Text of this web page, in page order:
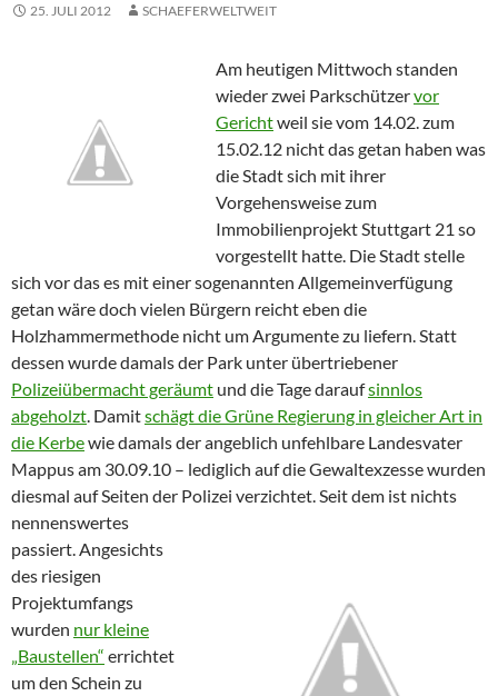
25. JULI 2012 SCHAEFERWELTWEIT
Am heutigen Mittwoch standen
wieder zwei Parkschützervor
Gerichtweil sie vom 14.02. zum
15.02.12 nicht das getan haben was
die Stadt sich mit ihrer
Vorgehensweise zum
Immobilienprojekt Stuttgart 21 so
vorgestellt hatte. Die Stadt stelle
sich vor das es mit einer sogenannten Allgemeinverfügung
getan wäre doch vielen Bürgern reicht eben die
Holzhammermethode nicht um Argumente zu liefern. Statt
dessen wurde damals der Park unter übertriebener
Polizeiübermacht geräumt und die Tage daraufsinnlos
abgeholzt . Damitschägt die Grüne Regierung in gleicher Art in
die Kerbewie damals der angeblich unfehlbare Landesvater
Mappus am 30.09.10 – lediglich auf die Gewaltexzesse wurden
diesmal auf Seiten der Polizei verzichtet. Seit dem ist nichts
nennenswertes
passiert. Angesichts
des riesigen
Projektumfangs
wurden nur kleine
„Baustellen“ errichtet
um den Schein zu